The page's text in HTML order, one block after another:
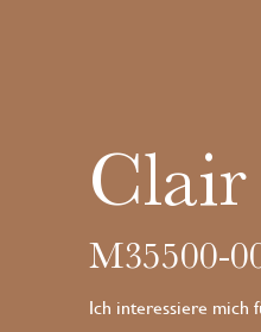
Clair
M35500-
Ich interessiere mich